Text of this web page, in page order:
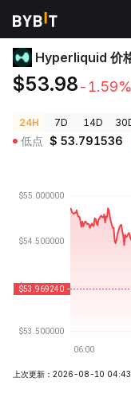
加密货币价格
Hyperliquid 价
$53.98-1.59%
24H 7D 14D
低点 $ 53.791536
上次更新：2026-08-10